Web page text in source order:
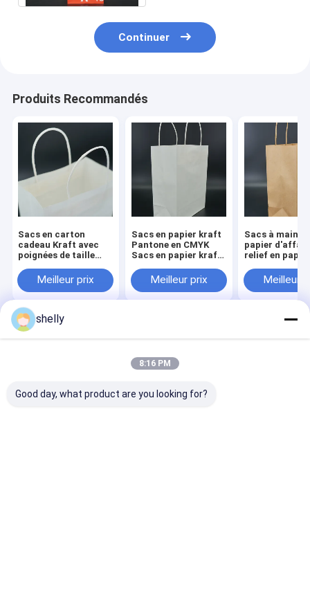
Continuer
Produits Recommandés
Sacs en carton
cadeau Kraft avec
poignées de taille
Meilleur prix
Sacs en papier kraft
Pantone en CMYK
Sacs en papier kraft
mesureMeilleur prix
Sacs à main
papier
relief en
Meilleur
nous
nous
Site
Plan du site
Privacy Policy
Reserved.
shelly
8:16 PM
Good day, what product are you looking for?